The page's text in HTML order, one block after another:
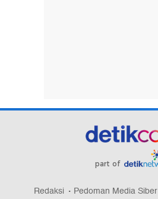
part of
Redaksi Pedoman Media Siber